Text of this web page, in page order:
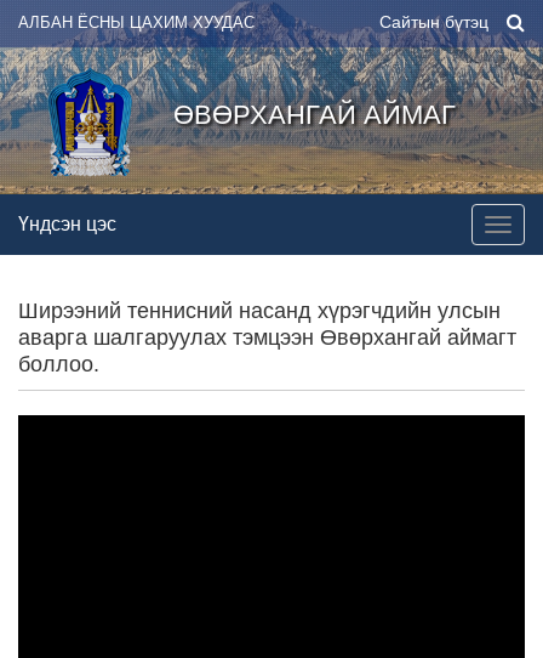
АЛБАН ЁСНЫ ЦАХИМ ХУУДАС Сайтын бүтэц
ӨВӨРХАНГАЙ АЙМАГ
Үндсэн цэс
Ширээний теннисний насанд хүрэгчдийн улсын
аварга шалгаруулах тэмцээн Өвөрхангай аймагт
боллоо.